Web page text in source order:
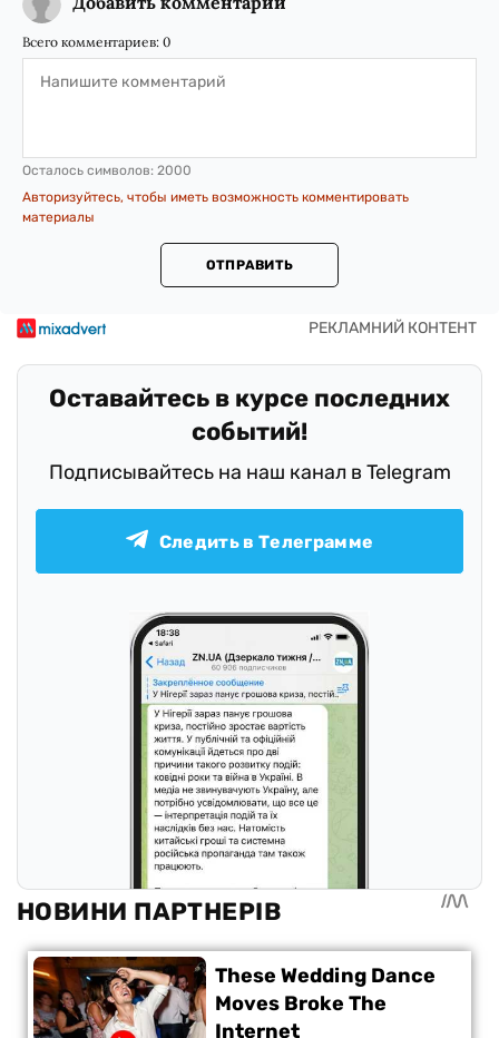
Всего комментариев: 0
Осталось символов: 2000
Авторизуйтесь, чтобы иметь возможность комментировать
материалы
ОТПРАВИТЬ
Оставайтесь в курсе последних
событий!
Подписывайтесь на наш канал в Telegram
Следить в Телеграмме